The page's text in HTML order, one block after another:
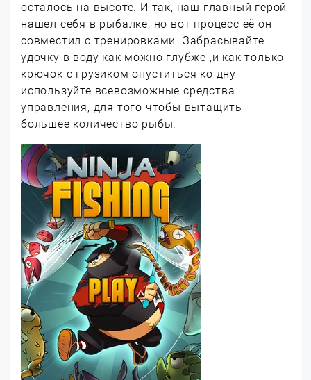
осталось на высоте. И так, наш главный герой
нашел себя в рыбалке, но вот процесс её он
совместил с тренировками. Забрасывайте
удочку в воду как можно глубже ,и как только
крючок с грузиком опуститься ко дну
используйте всевозможные средства
управления, для того чтобы вытащить
большее количество рыбы.